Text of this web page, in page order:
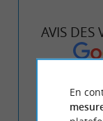
AVIS DES
En